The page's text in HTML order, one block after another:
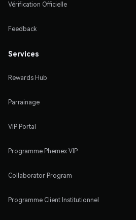
Vérification Officielle
Feedback
Services
Rewards Hub
Parrainage
VIP Portal
Programme Phemex VIP
Collaborator Program
Programme Client Institutionnel